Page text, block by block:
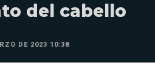
del cabello
DE 2023 10:38